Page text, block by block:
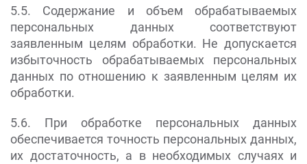
5.5. Содержание и объем обрабатываемых
персональных данных соответствуют
заявленным целям обработки. Не допускается
избыточность обрабатываемых персональных
данных по отношению к заявленным целям их
обработки.
5.6. При обработке персональных данных
обеспечивается точность персональных данных,
их достаточность, а в необходимых случаях и